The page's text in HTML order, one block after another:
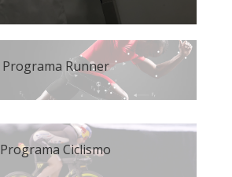
Programa Runner
Programa Ciclismo